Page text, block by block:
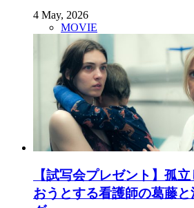
4 May, 2026
MOVIE
【試写会プレゼント】孤
おうとする看護師の葛藤